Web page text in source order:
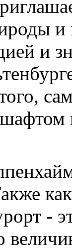
и
-